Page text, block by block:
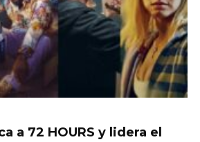
a 72 HOURS y lidera el